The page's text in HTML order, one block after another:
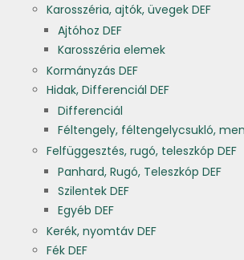
Karosszéria, ajtók, üvegek DEF
Ajtóhoz DEF
Karosszéria elemek
Kormányzás DEF
Hidak, Differenciál DEF
Differenciál
Féltengely, féltengelycsukló,
Felfüggesztés, rugó, teleszkóp DEF
Panhard, Rugó, Teleszkóp DEF
Szilentek DEF
Egyéb DEF
Kerék, nyomtáv DEF
Fék DEF